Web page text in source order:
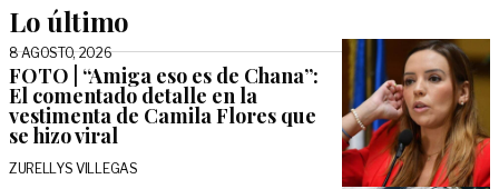
Lo último
8 AGOSTO, 2026
FOTO | “Amiga eso es de Chana”:
El comentado detalle en la
vestimenta de Camila Flores que
se hizo viral
ZURELLYS VILLEGAS